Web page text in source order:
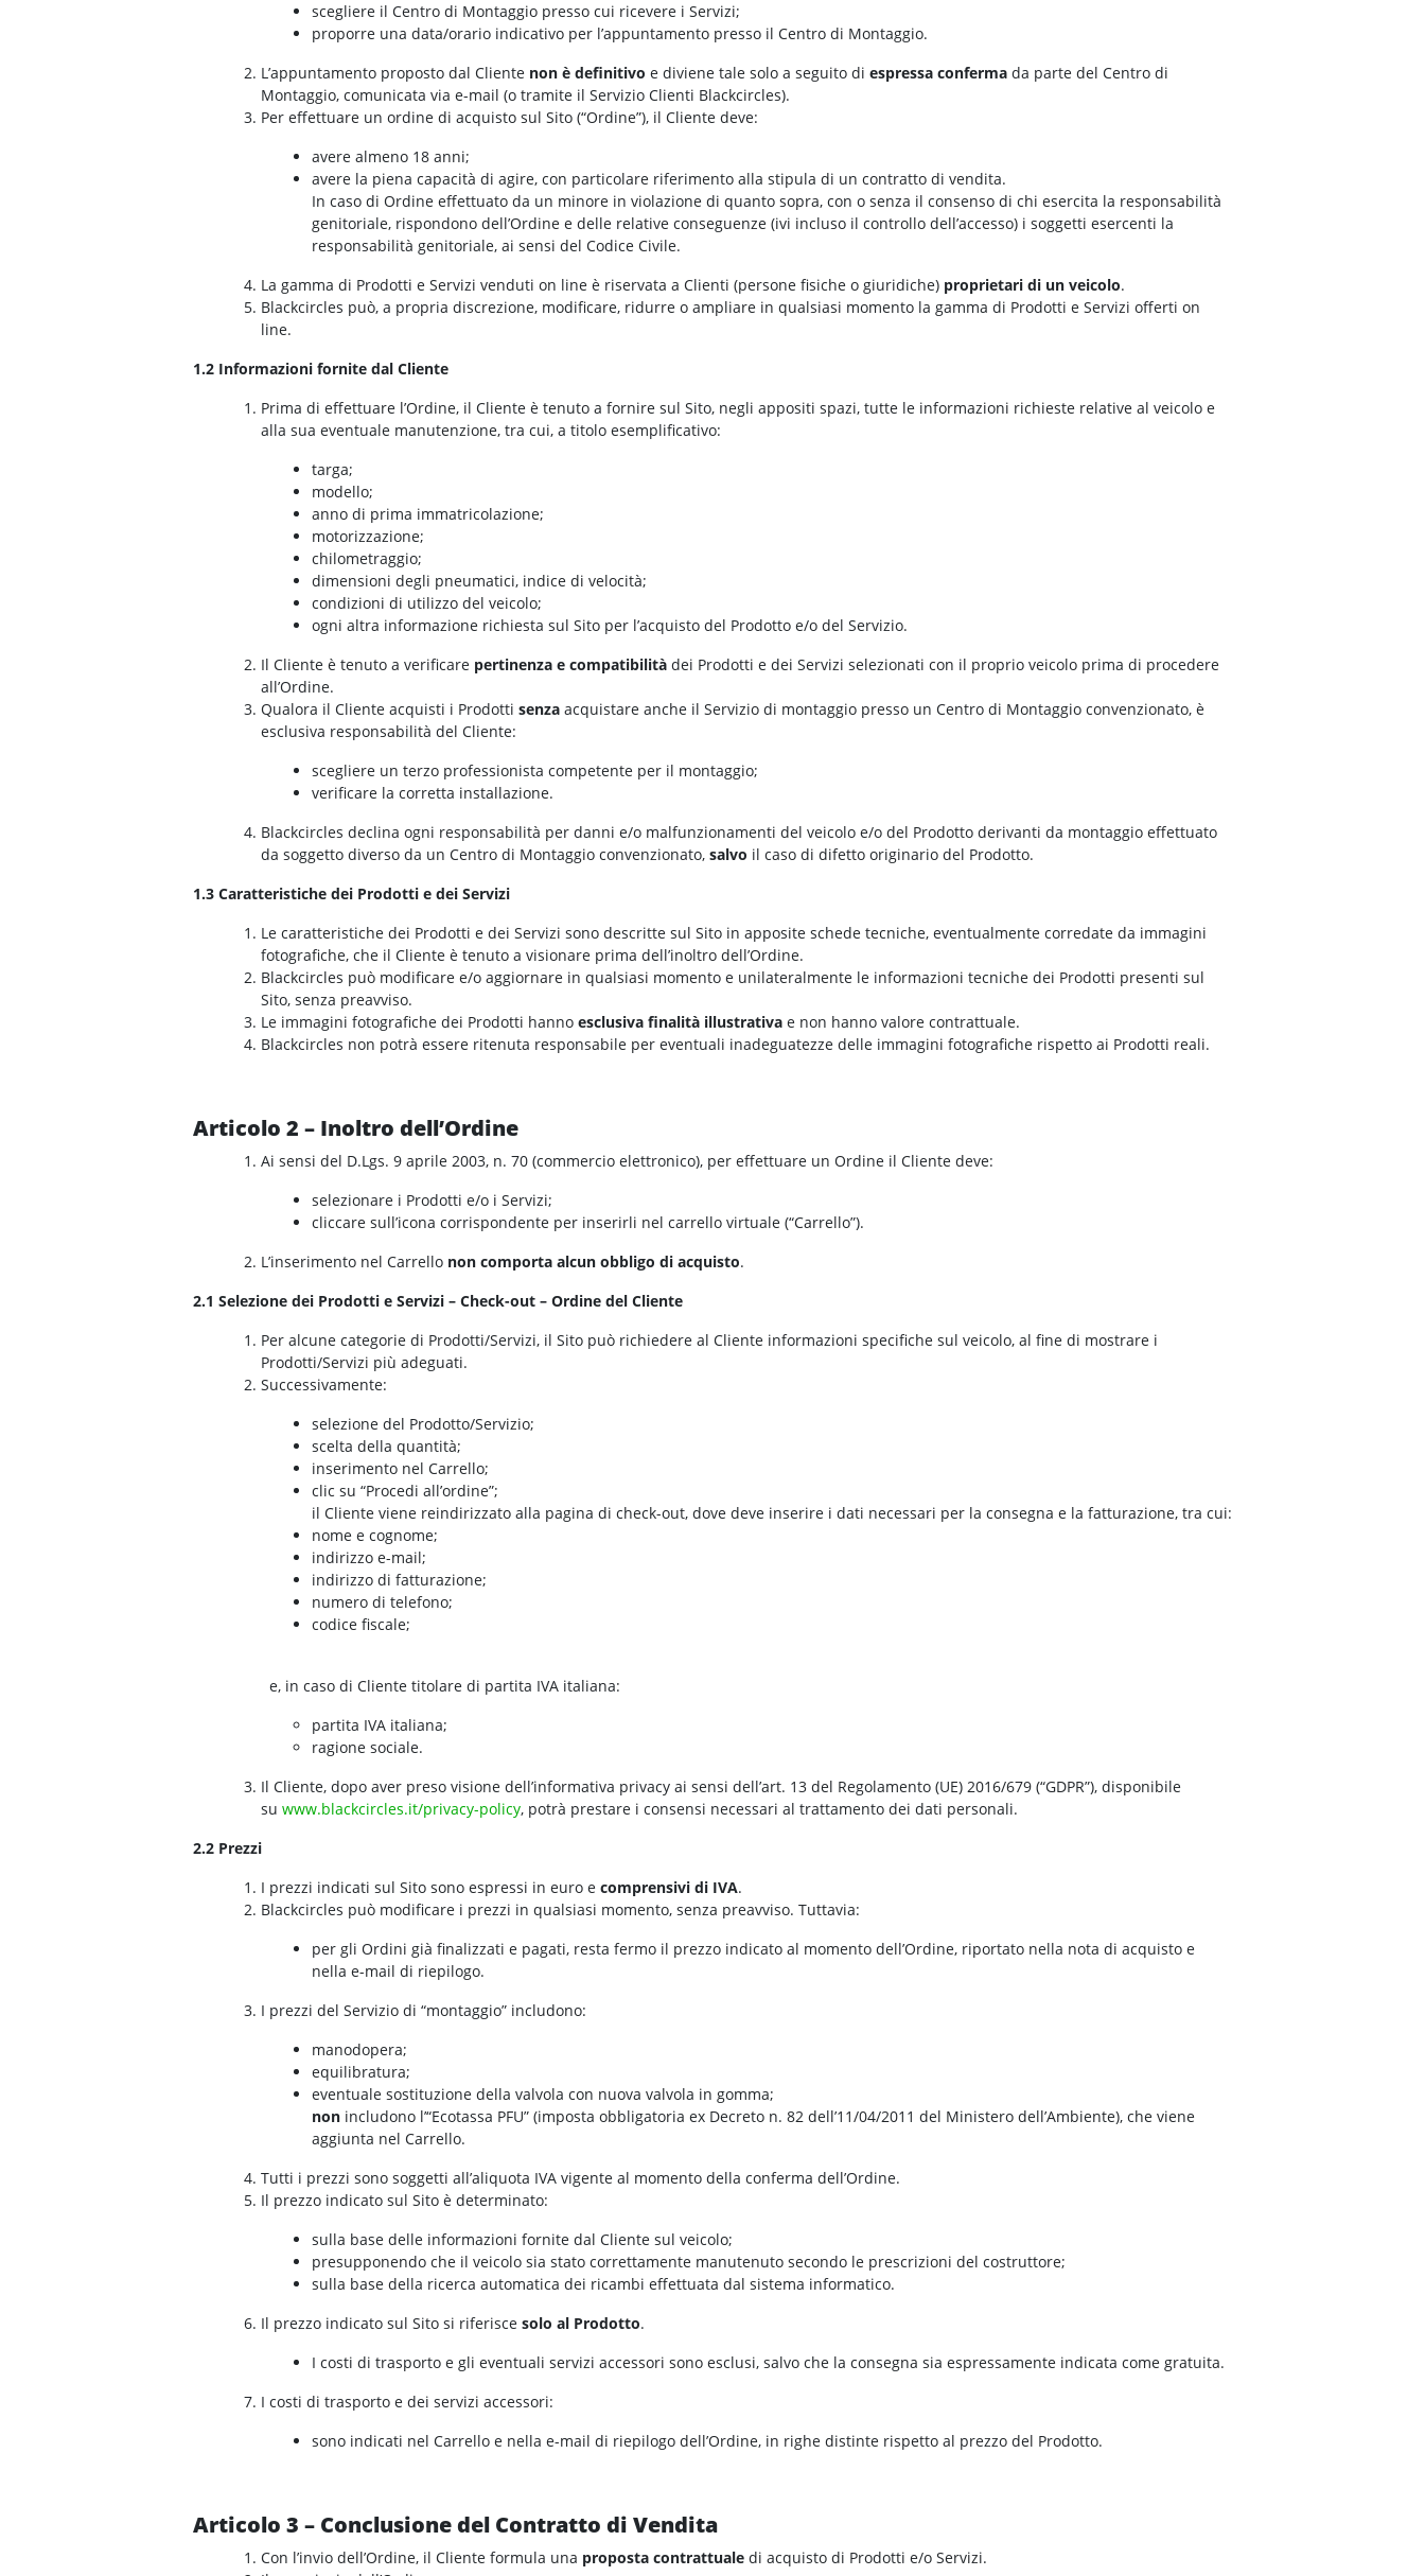
scegliere il Centro di Montaggio presso cui ricevere i Servizi;
proporre una data/orario indicativo per l’appuntamento presso il Centro di Montaggio.
L’appuntamento proposto dal Cliente non è definitivo e diviene tale solo a seguito di espressa conferma da parte del Centro di
Montaggio, comunicata via e-mail (o tramite il Servizio Clienti Blackcircles).
Per effettuare un ordine di acquisto sul Sito (“Ordine”), il Cliente deve:
avere almeno 18 anni;
avere la piena capacità di agire, con particolare riferimento alla stipula di un contratto di vendita.
In caso di Ordine effettuato da un minore in violazione di quanto sopra, con o senza il consenso di chi esercita la responsabilità
genitoriale, rispondono dell’Ordine e delle relative conseguenze (ivi incluso il controllo dell’accesso) i soggetti esercenti la
responsabilità genitoriale, ai sensi del Codice Civile.
La gamma di Prodotti e Servizi venduti on line è riservata a Clienti (persone fisiche o giuridiche) proprietari di un veicolo.
Blackcircles può, a propria discrezione, modificare, ridurre o ampliare in qualsiasi momento la gamma di Prodotti e Servizi offerti on
line.
1.2 Informazioni fornite dal Cliente
Prima di effettuare l’Ordine, il Cliente è tenuto a fornire sul Sito, negli appositi spazi, tutte le informazioni richieste relative al veicolo e
alla sua eventuale manutenzione, tra cui, a titolo esemplificativo:
targa;
modello;
anno di prima immatricolazione;
motorizzazione;
chilometraggio;
dimensioni degli pneumatici, indice di velocità;
condizioni di utilizzo del veicolo;
ogni altra informazione richiesta sul Sito per l’acquisto del Prodotto e/o del Servizio.
Il Cliente è tenuto a verificare pertinenza e compatibilità dei Prodotti e dei Servizi selezionati con il proprio veicolo prima di procedere
all’Ordine.
Qualora il Cliente acquisti i Prodotti senza acquistare anche il Servizio di montaggio presso un Centro di Montaggio convenzionato, è
esclusiva responsabilità del Cliente:
scegliere un terzo professionista competente per il montaggio;
verificare la corretta installazione.
Blackcircles declina ogni responsabilità per danni e/o malfunzionamenti del veicolo e/o del Prodotto derivanti da montaggio effettuato
da soggetto diverso da un Centro di Montaggio convenzionato, salvo il caso di difetto originario del Prodotto.
1.3 Caratteristiche dei Prodotti e dei Servizi
Le caratteristiche dei Prodotti e dei Servizi sono descritte sul Sito in apposite schede tecniche, eventualmente corredate da immagini
fotografiche, che il Cliente è tenuto a visionare prima dell’inoltro dell’Ordine.
Blackcircles può modificare e/o aggiornare in qualsiasi momento e unilateralmente le informazioni tecniche dei Prodotti presenti sul
Sito, senza preavviso.
Le immagini fotografiche dei Prodotti hanno esclusiva finalità illustrativa e non hanno valore contrattuale.
Blackcircles non potrà essere ritenuta responsabile per eventuali inadeguatezze delle immagini fotografiche rispetto ai Prodotti reali.
Articolo 2 – Inoltro dell’Ordine
Ai sensi del D.Lgs. 9 aprile 2003, n. 70 (commercio elettronico), per effettuare un Ordine il Cliente deve:
selezionare i Prodotti e/o i Servizi;
cliccare sull’icona corrispondente per inserirli nel carrello virtuale (“Carrello”).
L’inserimento nel Carrello non comporta alcun obbligo di acquisto.
2.1 Selezione dei Prodotti e Servizi – Check-out – Ordine del Cliente
Per alcune categorie di Prodotti/Servizi, il Sito può richiedere al Cliente informazioni specifiche sul veicolo, al fine di mostrare i
Prodotti/Servizi più adeguati.
Successivamente:
selezione del Prodotto/Servizio;
scelta della quantità;
inserimento nel Carrello;
clic su “Procedi all’ordine”;
il Cliente viene reindirizzato alla pagina di check-out, dove deve inserire i dati necessari per la consegna e la fatturazione, tra cui:
nome e cognome;
indirizzo e-mail;
indirizzo di fatturazione;
numero di telefono;
codice fiscale;
e, in caso di Cliente titolare di partita IVA italiana:
partita IVA italiana;
ragione sociale.
Il Cliente, dopo aver preso visione dell’informativa privacy ai sensi dell’art. 13 del Regolamento (UE) 2016/679 (“GDPR”), disponibile
su www.blackcircles.it/privacy-policy, potrà prestare i consensi necessari al trattamento dei dati personali.
2.2 Prezzi
I prezzi indicati sul Sito sono espressi in euro e comprensivi di IVA.
Blackcircles può modificare i prezzi in qualsiasi momento, senza preavviso. Tuttavia:
per gli Ordini già finalizzati e pagati, resta fermo il prezzo indicato al momento dell’Ordine, riportato nella nota di acquisto e
nella e-mail di riepilogo.
I prezzi del Servizio di “montaggio” includono:
manodopera;
equilibratura;
eventuale sostituzione della valvola con nuova valvola in gomma;
non includono l’“Ecotassa PFU” (imposta obbligatoria ex Decreto n. 82 dell’11/04/2011 del Ministero dell’Ambiente), che viene
aggiunta nel Carrello.
Tutti i prezzi sono soggetti all’aliquota IVA vigente al momento della conferma dell’Ordine.
Il prezzo indicato sul Sito è determinato:
sulla base delle informazioni fornite dal Cliente sul veicolo;
presupponendo che il veicolo sia stato correttamente manutenuto secondo le prescrizioni del costruttore;
sulla base della ricerca automatica dei ricambi effettuata dal sistema informatico.
Il prezzo indicato sul Sito si riferisce solo al Prodotto.
I costi di trasporto e gli eventuali servizi accessori sono esclusi, salvo che la consegna sia espressamente indicata come gratuita.
I costi di trasporto e dei servizi accessori:
sono indicati nel Carrello e nella e-mail di riepilogo dell’Ordine, in righe distinte rispetto al prezzo del Prodotto.
Articolo 3 – Conclusione del Contratto di Vendita
Con l’invio dell’Ordine, il Cliente formula una proposta contrattuale di acquisto di Prodotti e/o Servizi.